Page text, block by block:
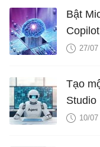
Bật
27/07
Tạo
Studio
10/07